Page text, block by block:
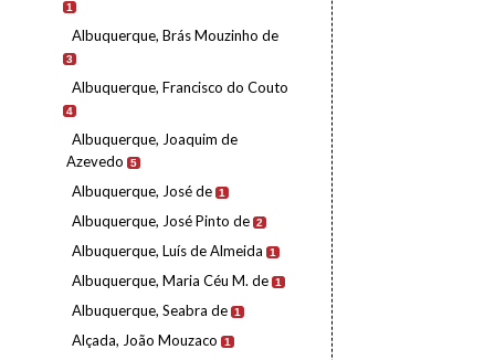
1
Albuquerque, Brás Mouzinho de
3
Albuquerque, Francisco do Couto
4
Albuquerque, Joaquim de
Azevedo
5
Albuquerque, José de 1
Albuquerque, José Pinto de 2
Albuquerque, Luís de Almeida 1
Albuquerque, Maria Céu M. de 1
Albuquerque, Seabra de 1
Alçada, João Mouzaco 1